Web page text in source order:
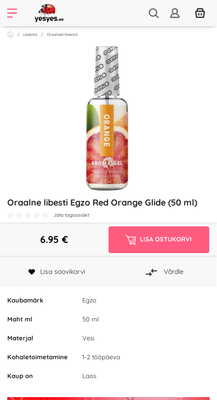
Libestid Oraalsed libestid
Oraalne libesti Egzo Red Orange Glide (50 ml)
Jäta tagasisidet
Kaubamärk Egzo
Maht ml 50 ml
Materjal Vesi
Kohaletoimetamine 1-2 tööpäeva
Kaup on Laos
6.95 € LISA OSTUKORVI
Lisa soovikorvi Võrdle